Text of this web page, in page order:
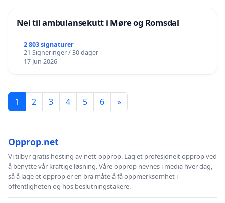
Nei til ambulansekutt i Møre og Romsdal
2 803 signaturer
21 Signeringer / 30 dager
17 Jun 2026
1 2 3 4 5 6 »
Opprop.net
Vi tilbyr gratis hosting av nett-opprop. Lag et profesjonelt opprop ved
å benytte vår kraftige løsning. Våre opprop nevnes i media hver dag,
så å lage et opprop er en bra måte å få oppmerksomhet i
offentligheten og hos beslutningstakere.